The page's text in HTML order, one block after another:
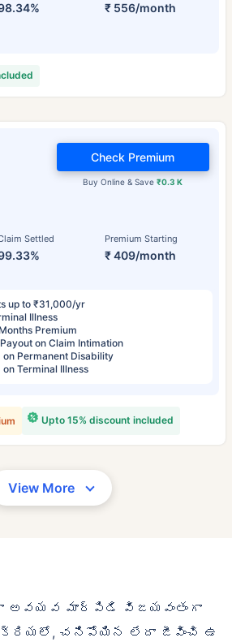
₹ 556/month
Settled Premium Starting
₹ 409/month
Buy Online & Save₹0.3 K
Check Premium
up to ₹31,000/yr
Illness
Premium
on Claim Intimation
Permanent Disability
Terminal Illness
Upto 15% discount included
View More
అవయవ మార్పిడి విజయవంతంగా
చనిపోయిన లేదా జీవించి ఉ